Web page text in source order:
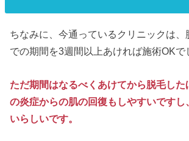
ちなみに、今通っているクリニックは、
での期間を3週間以上あければ施術OKで
ただ期間はなるべくあけてから脱毛した
の炎症からの肌の回復もしやすいですし
いらしいです。